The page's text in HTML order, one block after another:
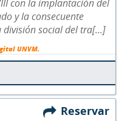
con la implantación del
y la consecuente
división social del tra[...]
UNVM.
Reservar